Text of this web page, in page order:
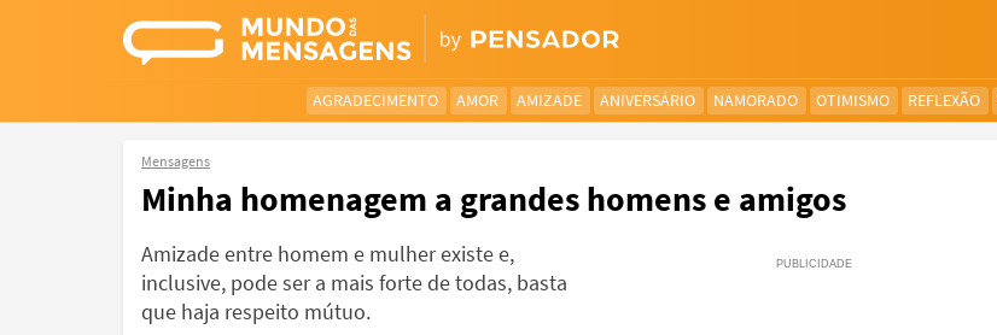
AGRADECIMENTO AMOR AMIZADE ANIVERSÁRIO NAMORADO OTIMISMO REFLEXÃO
Mensagens
Minha homenagem a grandes homens e amigos
Amizade entre homem e mulher existe e,
inclusive, pode ser a mais forte de todas, basta
que haja respeito mútuo.